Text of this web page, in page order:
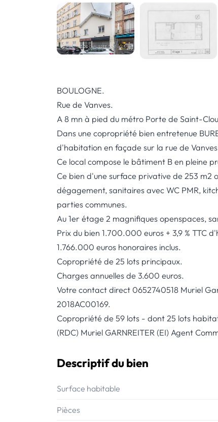
BOULOGNE.
Rue de Vanves.
A 8 mn à pied du métro Porte de Saint-
Dans une copropriété bien entretenue
d'habitation en façade sur la rue de
Ce local compose le bâtiment B en pleine
Ce bien d'une surface privative de 253 m2
dégagement, sanitaires avec WC PMR,
parties communes.
Au 1er étage 2 magnifiques openspaces,
Prix du bien 1.700.000 euros + 3,9 % TTC
1.766.000 euros honoraires inclus.
Copropriété de 25 lots principaux.
Charges annuelles de 3.600 euros.
Votre contact direct 0652740518 Muriel
2018AC00169.
Copropriété de 59 lots - dont 25 lots
(RDC) Muriel GARNREITER (EI) Agent
Descriptif du bien
Surface habitable
Pièces